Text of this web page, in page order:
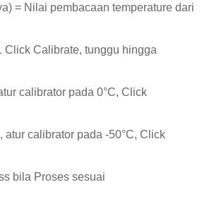
= Nilai pembacaan temperature dari
Click Calibrate, tunggu hingga
calibrator pada 0°C, Click
atur calibrator pada -50°C, Click
bila Proses sesuai